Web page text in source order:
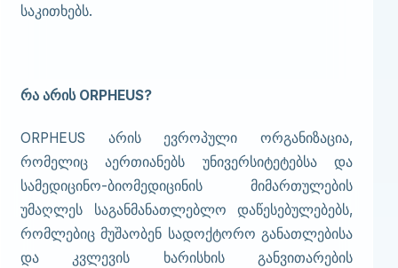
საკითხებს.
რა არის ORPHEUS?
ORPHEUS არის ევროპული ორგანიზაცია,
რომელიც აერთიანებს უნივერსიტეტებსა და
სამედიცინო-ბიომედიცინის მიმართულების
უმაღლეს საგანმანათლებლო დაწესებულებებს,
რომლებიც მუშაობენ სადოქტორო განათლებისა
და კვლევის ხარისხის განვითარების